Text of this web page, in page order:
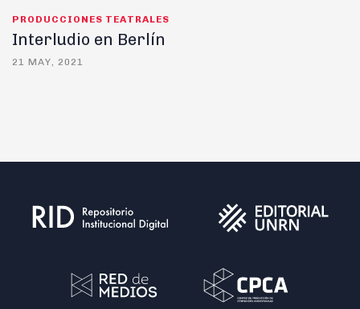
PRODUCCIONES TEATRALES
Interludio en Berlín
21 MAY, 2021